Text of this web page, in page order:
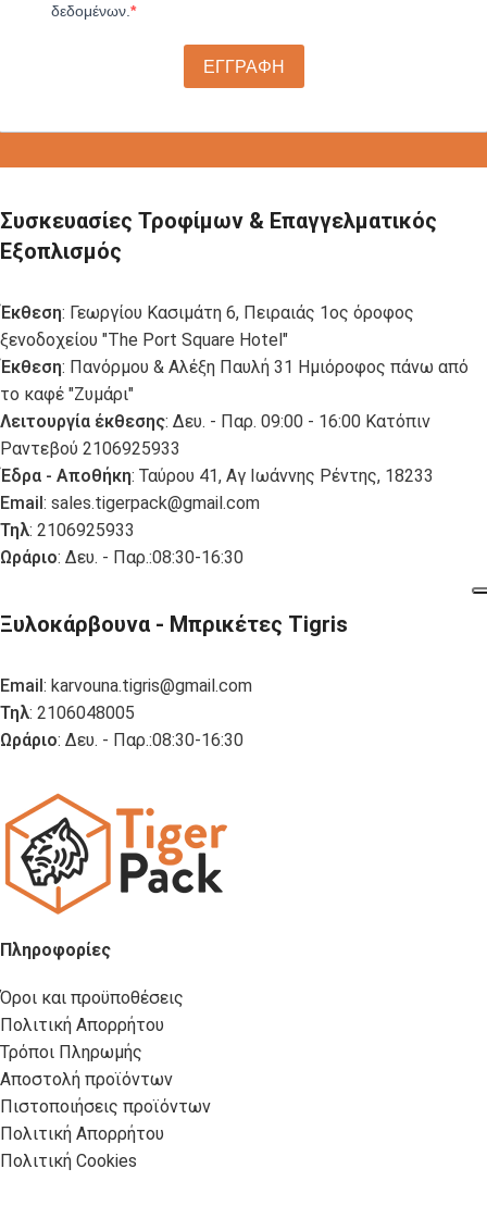
δεδομένων.
ΕΓΓΡΑΦΗ
Συσκευασίες Τροφίμων & Επαγγελματικός
Εξοπλισμός
Έκθεση: Γεωργίου Κασιμάτη 6, Πειραιάς 1ος όροφος
ξενοδοχείου "The Port Square Hotel"
Έκθεση: Πανόρμου & Αλέξη Παυλή 31 Ημιόροφος πάνω από
το καφέ "Ζυμάρι"
Λειτουργία έκθεσης: Δευ. - Παρ. 09:00 - 16:00 Κατόπιν
Ραντεβού 2106925933
Έδρα - Αποθήκη: Ταύρου 41, Αγ Ιωάννης Ρέντης, 18233
Email: sales.tigerpack@gmail.com
Τηλ: 2106925933
Ωράριο: Δευ. - Παρ.:08:30-16:30
Ξυλοκάρβουνα - Μπρικέτες Tigris
Email: karvouna.tigris@gmail.com
Τηλ: 2106048005
Ωράριο: Δευ. - Παρ.:08:30-16:30
Πληροφορίες
Όροι και προϋποθέσεις
Πολιτική Απορρήτου
Τρόποι Πληρωμής
Αποστολή προϊόντων
Πιστοποιήσεις προϊόντων
Πολιτική Απορρήτου
Πολιτική Cookies